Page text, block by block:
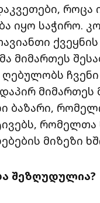
როცა
იყო საჭირო.
მიმართეს
ჩვენი
მიმართეს
ბაზარი,
მიზეზი
შეზღუდულია?